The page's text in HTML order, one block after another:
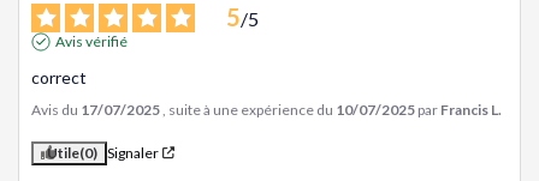
5/5
Avis vérifié
correct
Avis du 17/07/2025 , suite à une expérience du 10/07/2025 par Francis L.
Utile(0) Signaler